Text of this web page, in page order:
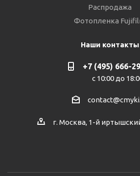
Распродажа
Фотопленка
Наши контакты
+7 (495) 666-
с 10:00 до
г. Москва, 1-й